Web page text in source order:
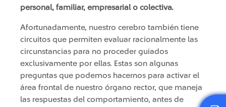
personal, familiar, empresarial o colectiva.
Afortunadamente, nuestro cerebro también tiene
circuitos que permiten evaluar racionalmente las
circunstancias para no proceder guiados
exclusivamente por ellas. Estas son algunas
preguntas que podemos hacernos para activar el
área frontal de nuestro órgano rector, que maneja
las respuestas del comportamiento, antes de